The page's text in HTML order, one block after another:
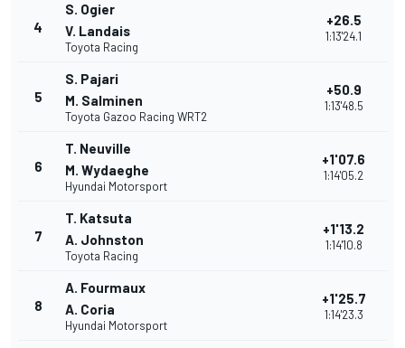
4
S. Ogier
V. Landais
Toyota Racing
+26.5
1:13'24.1
5
S. Pajari
M. Salminen
Toyota Gazoo Racing WRT2
+50.9
1:13'48.5
6
T. Neuville
M. Wydaeghe
Hyundai Motorsport
+1'07.6
1:14'05.2
7
T. Katsuta
A. Johnston
Toyota Racing
+1'13.2
1:14'10.8
8
A. Fourmaux
A. Coria
Hyundai Motorsport
+1'25.7
1:14'23.3